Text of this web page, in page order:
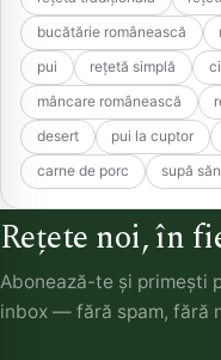
bucătărie românească
pui
rețetă simplă
mâncare românească
desert
pui la cuptor
carne de porc
supă
Rețete noi, în
Abonează-te și primești
inbox — fără spam, fără